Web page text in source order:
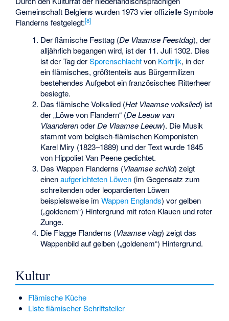
Gemeinschaft Belgiens wurden 1973 vier offizielle Symbole
Flanderns festgelegt:[8]
Der flämische Festtag (De Vlaamse Feestdag), der
alljährlich begangen wird, ist der 11. Juli 1302. Dies
ist der Tag derSporenschlachtvon Kortrijk, in der
ein flämisches, größtenteils aus Bürgermilizen
bestehendes Aufgebot ein französisches Ritterheer
besiegte.
Das flämische Volkslied (Het Vlaamse volkslied) ist
der „Löwe von Flandern“ (De Leeuw van
VlaanderenoderDe Vlaamse Leeuw). Die Musik
stammt vom belgisch-flämischen Komponisten
Karel Miry (1823–1889) und der Text wurde 1845
von Hippoliet Van Peenegedichtet.
Das Wappen Flanderns (Vlaamse schild) zeigt
einenaufgerichteten Löwen (im Gegensatz zum
schreitenden oder leopardierten Löwen
beispielsweise imWappen Englands) vor gelben
(„goldenem“) Hintergrund mit roten Klauen und roter
Zunge.
Die Flagge Flanderns (Vlaamse vlag) zeigt das
Wappenbild auf gelben („goldenem“) Hintergrund.
Kultur
Flämische Küche
Liste flämischer Schriftsteller